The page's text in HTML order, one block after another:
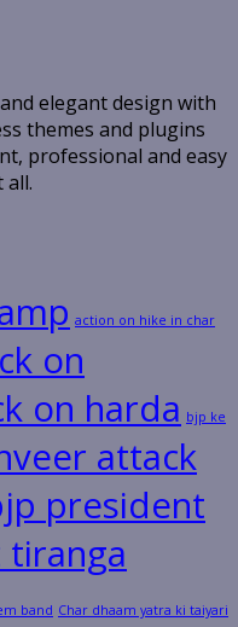
elegant design with
themes and plugins
professional and easy
all.
action on hike in char
on
on harda bjp ke
attack
president
band Char dhaam yatra ki taiyari